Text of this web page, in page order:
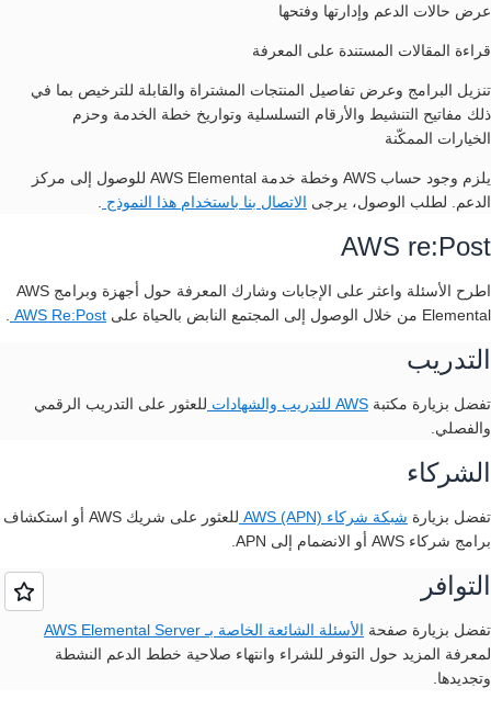
عرض حالات الدعم وإدارتها وفتحها
قراءة المقالات المستندة على المعرفة
تنزيل البرامج وعرض تفاصيل المنتجات المشتراة والقابلة للترخيص بما في
ذلك مفاتيح التنشيط والأرقام التسلسلية وتواريخ خطة الخدمة وحزم
الخيارات الممكّنة
يلزم وجود حساب AWS وخطة خدمة AWS Elemental للوصول إلى مركز
الدعم. لطلب الوصول، يرجى الاتصال بنا باستخدام هذا النموذج
AWS re:Post
اطرح الأسئلة واعثر على الإجابات وشارك المعرفة حول أجهزة وبرامج AWS
Elemental من خلال الوصول إلى المجتمع النابض بالحياة على
AWS Re:Post
التدريب
تفضل بزيارة مكتبة AWS للتدريب والشهادات
للعثور على التدريب الرقمي
والفصلي.
الشركاء
تفضل بزيارة شبكة شركاء AWS (APN)
للعثور على شريك AWS أو استكشاف
برامج شركاء AWS أو الانضمام إلى APN.
التوافر
تفضل بزيارة صفحة الأسئلة الشائعة الخاصة بـ AWS Elemental Server
لمعرفة المزيد حول التوفر للشراء وانتهاء صلاحية خطط الدعم النشطة
وتجديدها.